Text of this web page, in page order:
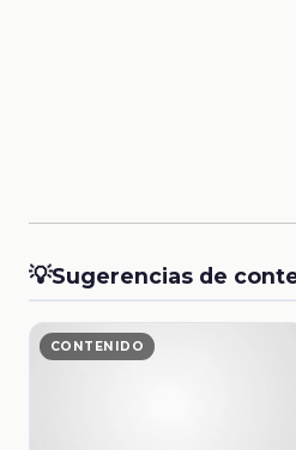
💡Sugerencias de
CONTENIDO